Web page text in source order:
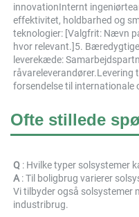
innovationInternt
effektivitet, holdbarhed og
teknologier: [Valgfrit: Nævn
hvor relevant.]5.
leverekæde:
råvareleverandører.Levering
forsendelse til internationale
Ofte stillede
Q : Hvilke typer solsystemer
A : Til boligbrug varierer
Vi tilbyder også solsystemer
industribrug.